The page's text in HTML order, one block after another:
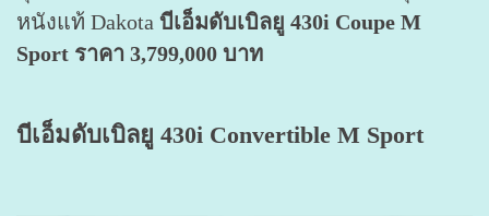
หนังแท้ Dakota บีเอ็มดับเบิลยู 430i Coupe M
Sport ราคา 3,799,000 บาท
บีเอ็มดับเบิลยู 430i Convertible M Sport